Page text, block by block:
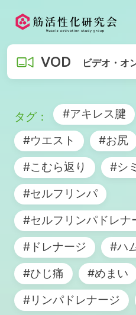
VOD ビデオ・オ
#アキレス腱
#ウエスト
#お尻
#こむら返り
#シミ
#セルフリンパ
#セルフリンパドレナ
#ドレナージ
#ハ
#ひじ痛
#めまい
#リンパドレナージ